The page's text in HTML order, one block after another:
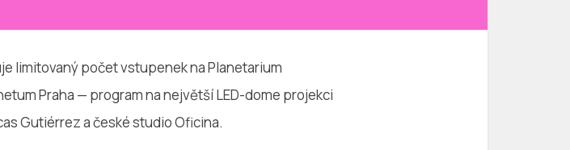
limitovaný počet vstupenek na Planetarium
Praha — program na největší LED-dome projekci
Gutiérrez a české studio Oficina.